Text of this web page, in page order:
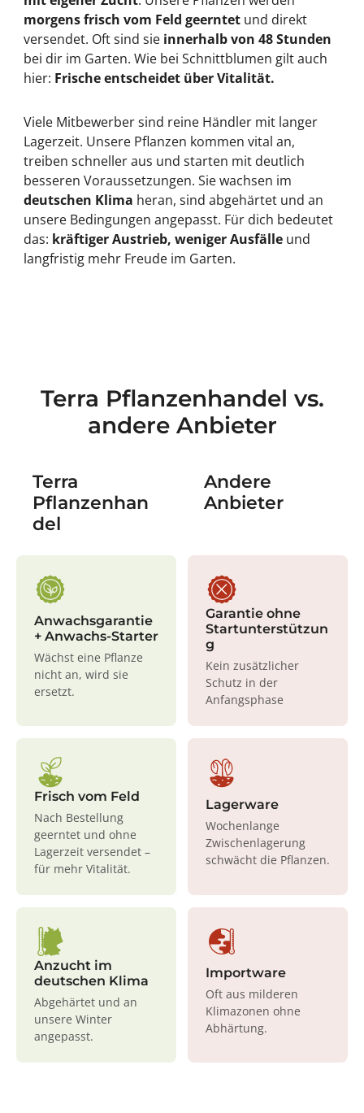
morgens frisch vom Feld geerntetund direkt
versendet. Oft sind sie innerhalb von 48 Stunden
bei dir im Garten. Wie bei Schnittblumen gilt auch
hier: Frische entscheidet über Vitalität.
Viele Mitbewerber sind reine Händler mit langer
Lagerzeit. Unsere Pflanzen kommen vital an,
treiben schneller aus und starten mit deutlich
besseren Voraussetzungen. Sie wachsen im
deutschen Klima heran, sind abgehärtet und an
unsere Bedingungen angepasst. Für dich bedeutet
das: kräftiger Austrieb, weniger Ausfälle und
langfristig mehr Freude im Garten.
Terra Pflanzenhandel vs.
andere Anbieter
Terra
Pflanzenhan
del
Andere
Anbieter
Anwachsgarantie
+ Anwachs-Starter
Wächst eine Pflanze
nicht an, wird sie
ersetzt.
Garantie ohne
Startunterstützun
g
Kein zusätzlicher
Schutz in der
Anfangsphase
Frisch vom Feld
Nach Bestellung
geerntet und ohne
Lagerzeit versendet –
für mehr Vitalität.
Lagerware
Wochenlange
Zwischenlagerung
schwächt die Pflanzen.
Anzucht im
deutschen Klima
Abgehärtet und an
unsere Winter
angepasst.
Importware
Oft aus milderen
Klimazonen ohne
Abhärtung.